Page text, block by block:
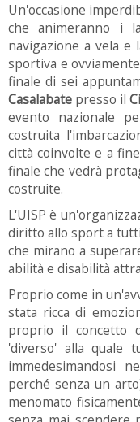
Un'occasione
che animeranno i
navigazione a vela e
sportiva e
finale di sei
Casalabate presso il
evento nazionale
costruita
città coinvolte e a
finale che vedrà
costruite.
L'UISP è
diritto allo sport a
che mirano a
abilità e disabilità
Proprio come in
stata ricca di
proprio il concetto
'diverso' alla quale
immedesimandosi
perché senza un
menomato